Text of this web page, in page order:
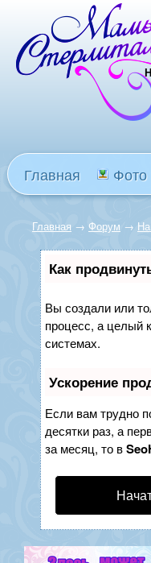
Главная Фото
Главная → Форум →
Как
Вы создали или
процесс, а целый
системах.
Ускорение
Если вам трудно
десятки раз, а
за месяц, то в